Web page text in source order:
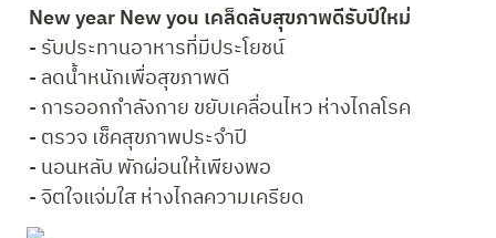
New year New you เคล็ดลับสุขภาพดีรับปีใหม่
- รับประทานอาหารที่มีประโยชน์
- ลดน้ำหนักเพื่อสุขภาพดี
- การออกกำลังกาย ขยับเคลื่อนไหว ห่างไกลโรค
- ตรวจ เช็คสุขภาพประจำปี
- นอนหลับ พักผ่อนให้เพียงพอ